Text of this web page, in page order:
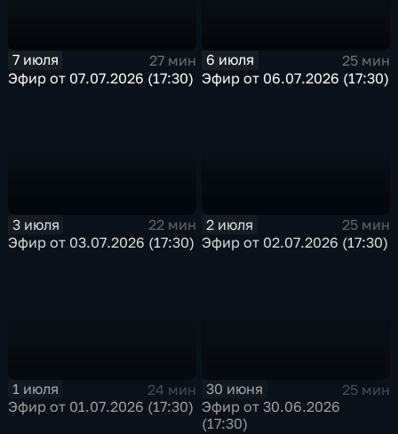
7 июля
27 мин
Эфир от 07.07.2026 (17:30)
6 июля
25 мин
Эфир от 06.07.2026 (17:30)
3 июля
22 мин
Эфир от 03.07.2026 (17:30)
2 июля
25 мин
Эфир от 02.07.2026 (17:30)
1 июля
24 мин
Эфир от 01.07.2026 (17:30)
30 июня
25 мин
Эфир от 30.06.2026
(17:30)